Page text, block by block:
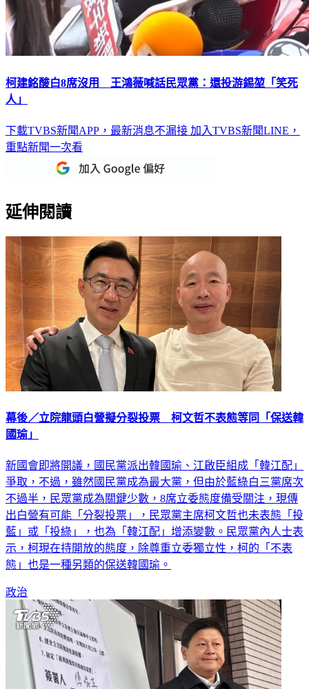
柯建銘酸白8席沒用 王鴻薇喊話民眾黨：還投游錫堃「笑死
人」
下載TVBS新聞APP，最新消息不漏接 加入TVBS新聞LINE，
重點新聞一次看
延伸閱讀
幕後／立院龍頭白營擬分裂投票 柯文哲不表態等同「保送韓
國瑜」
新國會即將開議，國民黨派出韓國瑜、江啟臣組成「韓江配」
爭取，不過，雖然國民黨成為最大黨，但由於藍綠白三黨席次
不過半，民眾黨成為關鍵少數，8席立委態度備受關注，現傳
出白營有可能「分裂投票」，民眾黨主席柯文哲也未表態「投
藍」或「投綠」，也為「韓江配」增添變數。民眾黨內人士表
示，柯現在持開放的態度，除尊重立委獨立性，柯的「不表
態」也是一種另類的保送韓國瑜。
政治